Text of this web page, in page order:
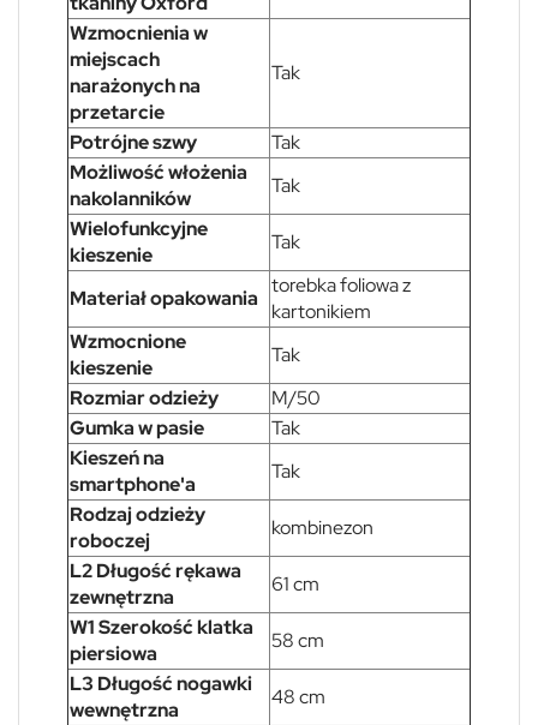
Wzmocnienia w
miejscach
narażonych na
przetarcie
Tak
Potrójne szwy
Tak
Możliwość włożenia
nakolanników
Tak
Wielofunkcyjne
kieszenie
Tak
Materiał opakowania
torebka foliowa z
kartonikiem
Wzmocnione
kieszenie
Tak
Rozmiar odzieży
M/50
Gumka w pasie
Tak
Kieszeń na
smartphone'a
Tak
Rodzaj odzieży
roboczej
kombinezon
L2 Długość rękawa
zewnętrzna
61 cm
W1 Szerokość klatka
piersiowa
58 cm
L3 Długość nogawki
wewnętrzna
48 cm